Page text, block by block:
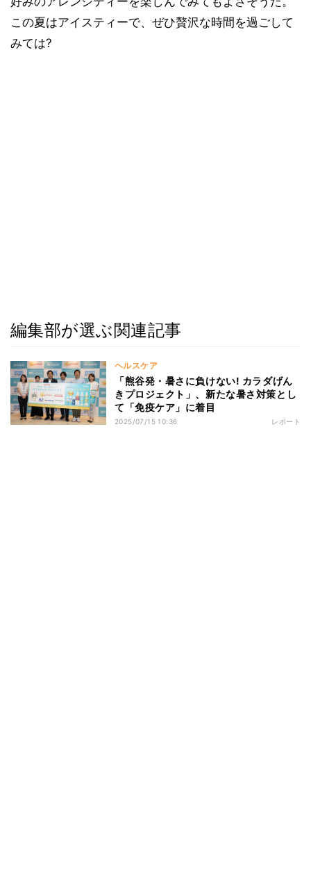
この夏はアイスティーで、ぜひ贅沢な時間を過ごして
みては?
編集部が選ぶ関連記事
ヘルスケア
「熊谷発・暑さに負けない! カラダげん
きプロジェクト」、新たな暑さ対策とし
て「免疫ケア」に着目
2025/07/15 10:36 レポート